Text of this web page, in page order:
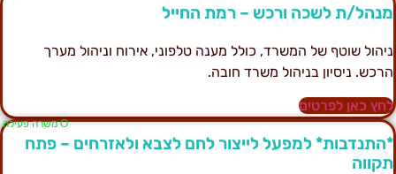
ת לשכה ורכש – רמת החייל
שוטף של המשרד, כולל מענה טלפוני, אירוח וניהול מערך
ניסיון בניהול משרד חובה.
כאן לפרטים
Ο משרה פעילה
למפעל לייצור לחם לצבא ולאזרחים – פתח